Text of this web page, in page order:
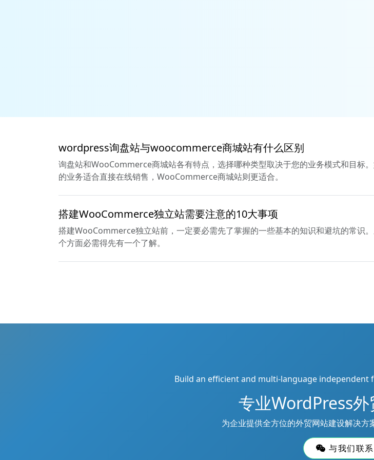
wordpress询盘站与woocommerce商城站有什么区别
询盘站和WooCommerce商城站各有特点，选择哪种类型取决于您的业务模式和目标
的业务适合直接在线销售，WooCommerce商城站则更适合。
搭建WooCommerce独立站需要注意的10大事项
搭建WooCommerce独立站前，一定要必需先了掌握的一些基本的知识和避坑的常识
个方面必需得先有一个了解。
Build an efficient and multi-language
专业WordPress
为企业提供全方位的外贸网站建设解决方
与我们联系